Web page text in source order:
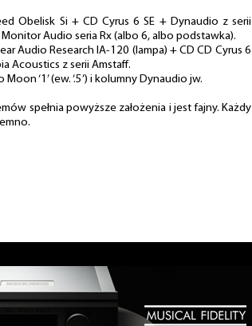
Obelisk Si + CD Cyrus 6 SE + Dynaudio z serii
Audio seria Rx (albo 6, albo podstawka).
Audio Research IA-120 (lampa) + CD CD Cyrus 6
Acoustics z serii Amstaff.
‘1’ (ew. ‘.5’) i kolumny Dynaudio jw.
spełnia powyższe założenia i jest fajny. Każdy